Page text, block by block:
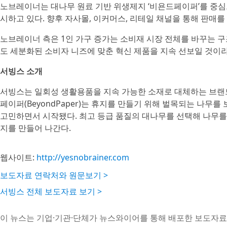
노브레이너는 대나무 원료 기반 위생제지 ‘비욘드페이퍼’를 중
시하고 있다. 향후 자사몰, 이커머스, 리테일 채널을 통해 판매
노브레이너 측은 1인 가구 증가는 소비재 시장 전체를 바꾸는
도 세분화된 소비자 니즈에 맞춘 혁신 제품을 지속 선보일 것이
서빙스 소개
서빙스는 일회성 생활용품을 지속 가능한 소재로 대체하는 브
페이퍼(BeyondPaper)는 휴지를 만들기 위해 벌목되는 나무를
고민하면서 시작됐다. 최고 등급 품질의 대나무를 선택해 나무
지를 만들어 나간다.
웹사이트: http://yesnobrainer.com
보도자료 연락처와 원문보기 >
서빙스 전체 보도자료 보기 >
이 뉴스는 기업·기관·단체가 뉴스와이어를 통해 배포한 보도자